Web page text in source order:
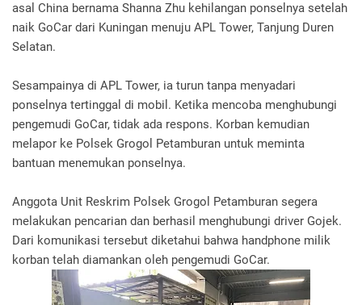
asal China bernama Shanna Zhu kehilangan ponselnya setelah
naik GoCar dari Kuningan menuju APL Tower, Tanjung Duren
Selatan.
Sesampainya di APL Tower, ia turun tanpa menyadari
ponselnya tertinggal di mobil. Ketika mencoba menghubungi
pengemudi GoCar, tidak ada respons. Korban kemudian
melapor ke Polsek Grogol Petamburan untuk meminta
bantuan menemukan ponselnya.
Anggota Unit Reskrim Polsek Grogol Petamburan segera
melakukan pencarian dan berhasil menghubungi driver Gojek.
Dari komunikasi tersebut diketahui bahwa handphone milik
korban telah diamankan oleh pengemudi GoCar.